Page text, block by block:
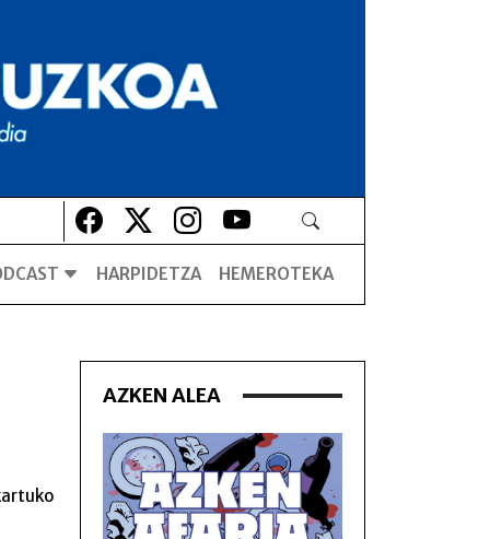
Lehio berrian irekiko da
Lehio berrian irekiko da
Lehio berrian irekiko da
Lehio berrian irekiko da
HARPIDETZA HEMEROTEKA
AZKEN ALEA